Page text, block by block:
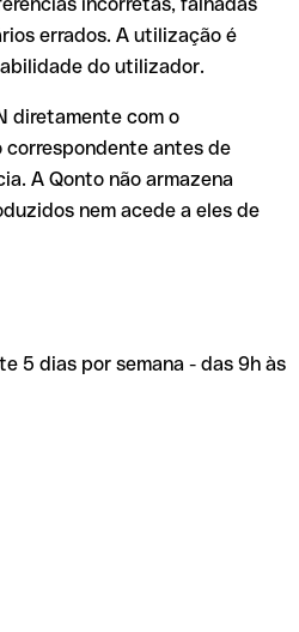
IBAN antes de efetuar uma
Checker gratuito e, em caso
com o destinatário. Esta
importante com montantes
comerciais.
errados. A utilização é
do utilizador.
diretamente com o
antes de
A Qonto não armazena
nem acede a eles de
5 dias por semana - das 9h às